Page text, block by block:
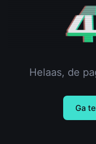
Helaas, de
Ga